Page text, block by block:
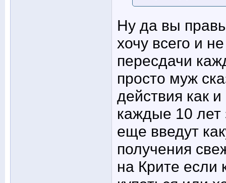
Ну да вы
хочу всего и
пересдачи
просто муж
действия как
каждые 10 лет
еще введут
получения
на Крите если